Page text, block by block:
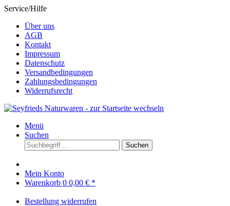
Service/Hilfe
Über uns
AGB
Kontakt
Impressum
Datenschutz
Versandbedingungen
Zahlungsbedingungen
Widerrufsrecht
Menü
Suchen
Suchen
Mein Konto
Warenkorb 0 0,00 € *
Bestellung widerrufen